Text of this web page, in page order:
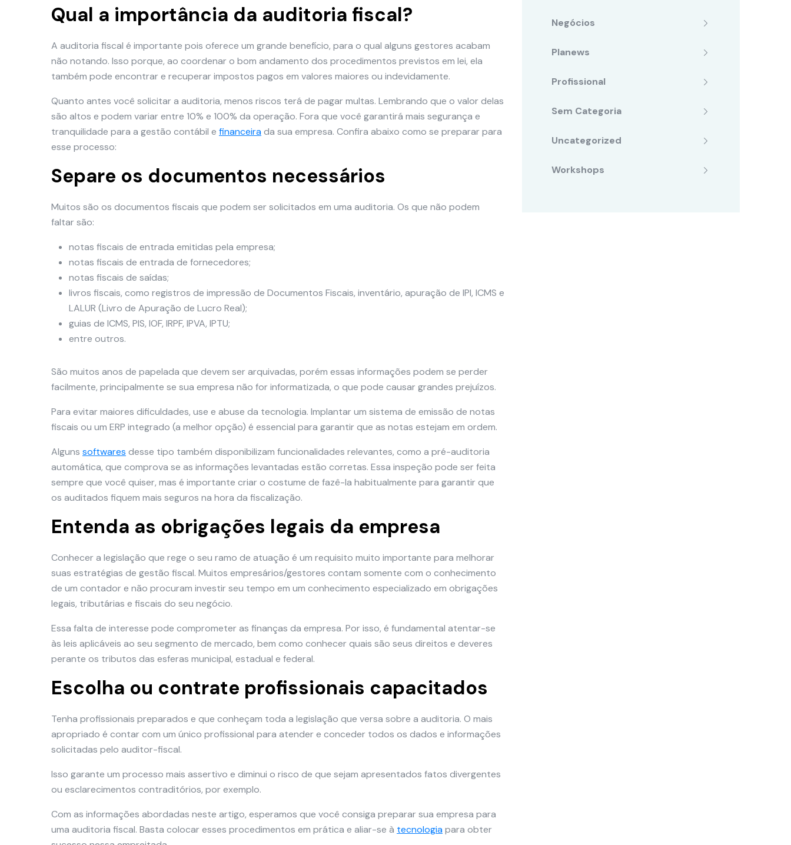
Qual a importância da auditoria fiscal?
A auditoria fiscal é importante pois oferece um grande benefício, para o qual alguns gestores acabam
não notando. Isso porque, ao coordenar o bom andamento dos procedimentos previstos em lei, ela
também pode encontrar e recuperar impostos pagos em valores maiores ou indevidamente.
Quanto antes você solicitar a auditoria, menos riscos terá de pagar multas. Lembrando que o valor delas
são altos e podem variar entre 10% e 100% da operação. Fora que você garantirá mais segurança e
tranquilidade para a gestão contábil e financeirada sua empresa. Confira abaixo como se preparar para
esse processo:
Separe os documentos necessários
Muitos são os documentos fiscais que podem ser solicitados em uma auditoria. Os que não podem
faltar são:
notas fiscais de entrada emitidas pela empresa;
notas fiscais de entrada de fornecedores;
notas fiscais de saídas;
livros fiscais, como registros de impressão de Documentos Fiscais, inventário, apuração de IPI, ICMS e
LALUR (Livro de Apuração de Lucro Real);
guias de ICMS, PIS, IOF, IRPF, IPVA, IPTU;
entre outros.
São muitos anos de papelada que devem ser arquivadas, porém essas informações podem se perder
facilmente, principalmente se sua empresa não for informatizada, o que pode causar grandes prejuízos.
Para evitar maiores dificuldades, use e abuse da tecnologia. Implantar um sistema de emissão de notas
fiscais ou um ERP integrado (a melhor opção) é essencial para garantir que as notas estejam em ordem.
Alguns softwares desse tipo também disponibilizam funcionalidades relevantes, como a pré-auditoria
automática, que comprova se as informações levantadas estão corretas. Essa inspeção pode ser feita
sempre que você quiser, mas é importante criar o costume de fazê-la habitualmente para garantir que
os auditados fiquem mais seguros na hora da fiscalização.
Entenda as obrigações legais da empresa
Conhecer a legislação que rege o seu ramo de atuação é um requisito muito importante para melhorar
suas estratégias de gestão fiscal. Muitos empresários/gestores contam somente com o conhecimento
de um contador e não procuram investir seu tempo em um conhecimento especializado em obrigações
legais, tributárias e fiscais do seu negócio.
Essa falta de interesse pode comprometer as finanças da empresa. Por isso, é fundamental atentar-se
às leis aplicáveis ao seu segmento de mercado, bem como conhecer quais são seus direitos e deveres
perante os tributos das esferas municipal, estadual e federal.
Escolha ou contrate profissionais capacitados
Tenha profissionais preparados e que conheçam toda a legislação que versa sobre a auditoria. O mais
apropriado é contar com um único profissional para atender e conceder todos os dados e informações
solicitadas pelo auditor-fiscal.
Isso garante um processo mais assertivo e diminui o risco de que sejam apresentados fatos divergentes
ou esclarecimentos contraditórios, por exemplo.
Com as informações abordadas neste artigo, esperamos que você consiga preparar sua empresa para
uma auditoria fiscal. Basta colocar esses procedimentos em prática e aliar-se à tecnologiapara obter
Negócios
Planews
Profissional
Sem Categoria
Uncategorized
Workshops